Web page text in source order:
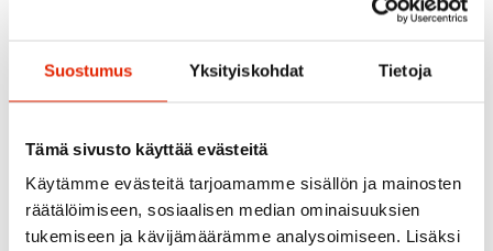
Suostumus Yksityiskohdat Tietoja
Tämä sivusto käyttää evästeitä
Käytämme evästeitä tarjoamamme sisällön ja mainosten
räätälöimiseen, sosiaalisen median ominaisuuksien
tukemiseen ja kävijämäärämme analysoimiseen. Lisäksi
Kari Traa
30,00 €
Kari Traa Rothe Beanie
50,00
Ortovox Cozy Rib
SALE